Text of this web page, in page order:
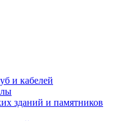
и кабелей
зданий и памятников